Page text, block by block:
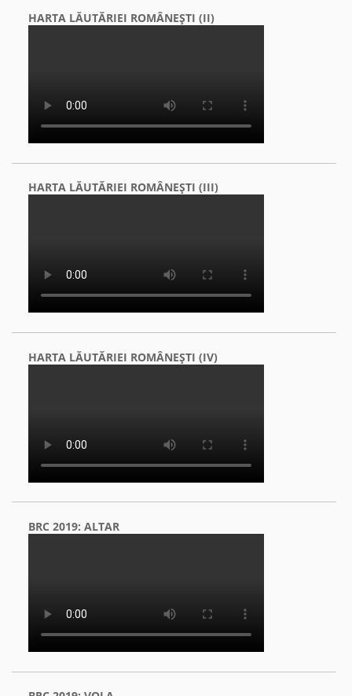
HARTA LĂUTĂRIEI ROMÂNEŞTI (II)
HARTA LĂUTĂRIEI ROMÂNEŞTI (III)
HARTA LĂUTĂRIEI ROMÂNEŞTI (IV)
BRC 2019: ALTAR